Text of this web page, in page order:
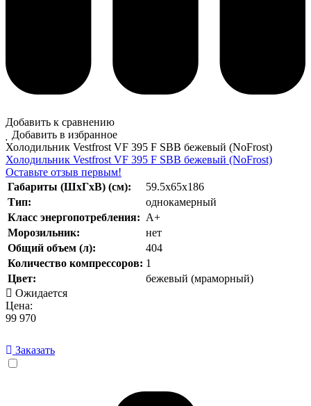
Добавить к сравнению
Добавить в избранное
Холодильник Vestfrost VF 395 F SBB бежевый (NoFrost)
Холодильник Vestfrost VF 395 F SBB бежевый (NoFrost)
Оставьте отзыв первым!
Габариты (ШхГхВ) (см):
59.5x65x186
Тип:
однокамерный
Класс энергопотребления: А+
Морозильник:
нет
Общий объем (л):
404
Количество компрессоров: 1
Цвет:
бежевый (мраморный)
Ожидается
Цена:
99 970
Заказать